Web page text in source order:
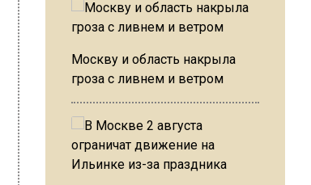
Москву и область накрыла
гроза с ливнем и ветром